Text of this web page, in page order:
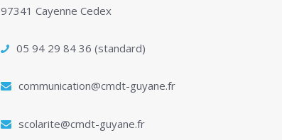
97341 Cayenne Cedex
05 94 29 84 36 (standard)
communication@cmdt-guyane.fr
scolarite@cmdt-guyane.fr